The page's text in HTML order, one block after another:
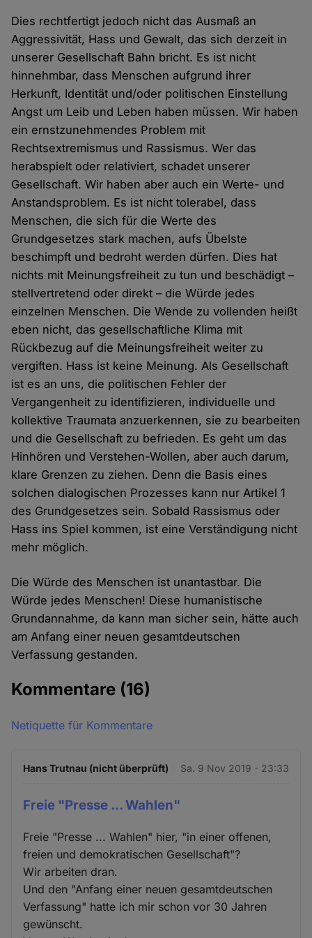
Dies rechtfertigt jedoch nicht das Ausmaß an
Aggressivität, Hass und Gewalt, das sich derzeit in
unserer Gesellschaft Bahn bricht. Es ist nicht
hinnehmbar, dass Menschen aufgrund ihrer
Herkunft, Identität und/oder politischen Einstellung
Angst um Leib und Leben haben müssen. Wir haben
ein ernstzunehmendes Problem mit
Rechtsextremismus und Rassismus. Wer das
herabspielt oder relativiert, schadet unserer
Gesellschaft. Wir haben aber auch ein Werte- und
Anstandsproblem. Es ist nicht tolerabel, dass
Menschen, die sich für die Werte des
Grundgesetzes stark machen, aufs Übelste
beschimpft und bedroht werden dürfen. Dies hat
nichts mit Meinungsfreiheit zu tun und beschädigt –
stellvertretend oder direkt – die Würde jedes
einzelnen Menschen. Die Wende zu vollenden heißt
eben nicht, das gesellschaftliche Klima mit
Rückbezug auf die Meinungsfreiheit weiter zu
vergiften. Hass ist keine Meinung. Als Gesellschaft
ist es an uns, die politischen Fehler der
Vergangenheit zu identifizieren, individuelle und
kollektive Traumata anzuerkennen, sie zu bearbeiten
und die Gesellschaft zu befrieden. Es geht um das
Hinhören und Verstehen-Wollen, aber auch darum,
klare Grenzen zu ziehen. Denn die Basis eines
solchen dialogischen Prozesses kann nur Artikel 1
des Grundgesetzes sein. Sobald Rassismus oder
Hass ins Spiel kommen, ist eine Verständigung nicht
mehr möglich.
Die Würde des Menschen ist unantastbar. Die
Würde jedes Menschen! Diese humanistische
Grundannahme, da kann man sicher sein, hätte auch
am Anfang einer neuen gesamtdeutschen
Verfassung gestanden.
Kommentare (16)
Netiquette für Kommentare
Hans Trutnau (nicht überprüft) Sa. 9 Nov 2019 - 23:33
Freie "Presse ... Wahlen"
Freie "Presse ... Wahlen" hier, "in einer offenen,
freien und demokratischen Gesellschaft"?
Wir arbeiten dran.
Und den "Anfang einer neuen gesamtdeutschen
Verfassung" hatte ich mir schon vor 30 Jahren
gewünscht.